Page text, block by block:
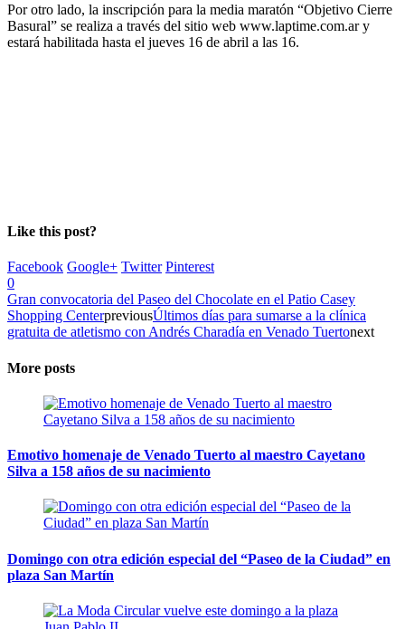
Por otro lado, la inscripción para la media maratón “Objetivo Cierre
Basural” se realiza a través del sitio web www.laptime.com.ar y
estará habilitada hasta el jueves 16 de abril a las 16.
Like this post?
Facebook Google+ Twitter Pinterest
0
Gran convocatoria del Paseo del Chocolate en el Patio Casey
Shopping CenterpreviousÚltimos días para sumarse a la clínica
gratuita de atletismo con Andrés Charadía en Venado Tuertonext
More posts
Emotivo homenaje de Venado Tuerto al maestro Cayetano
Silva a 158 años de su nacimiento
Domingo con otra edición especial del “Paseo de la Ciudad” en
plaza San Martín